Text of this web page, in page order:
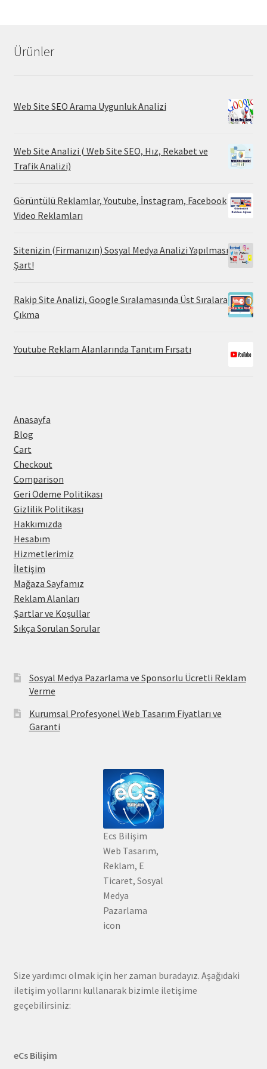
Ürünler
Web Site SEO Arama Uygunluk Analizi
Web Site Analizi ( Web Site SEO, Hız, Rekabet ve
Trafik Analizi)
Görüntülü Reklamlar, Youtube, İnstagram, Facebook
Video Reklamları
Sitenizin (Firmanızın) Sosyal Medya Analizi Yapılması
Şart!
Rakip Site Analizi, Google Sıralamasında Üst Sıralara
Çıkma
Youtube Reklam Alanlarında Tanıtım Fırsatı
Anasayfa
Blog
Cart
Checkout
Comparison
Geri Ödeme Politikası
Gizlilik Politikası
Hakkımızda
Hesabım
Hizmetlerimiz
İletişim
Mağaza Sayfamız
Reklam Alanları
Şartlar ve Koşullar
Sıkça Sorulan Sorular
Sosyal Medya Pazarlama ve Sponsorlu Ücretli Reklam
Verme
Kurumsal Profesyonel Web Tasarım Fiyatları ve
Garanti
Ecs Bilişim
Web Tasarım,
Reklam, E
Ticaret, Sosyal
Medya
Pazarlama
icon
Size yardımcı olmak için her zaman buradayız. Aşağıdaki
iletişim yollarını kullanarak bizimle iletişime
geçebilirsiniz:
eCs Bilişim